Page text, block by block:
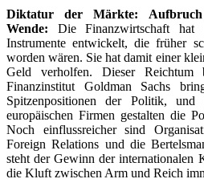
Diktatur der Märkte: Aufbruch
Wende: Die Finanzwirtschaft hat
Instrumente entwickelt, die früher
worden wären. Sie hat damit einer
Geld verholfen. Dieser Reichtum
Finanzinstitut Goldman Sachs
Spitzenpositionen der Politik,
europäischen Firmen gestalten die
Noch einflussreicher sind
Foreign Relations und die
steht der Gewinn der internationalen
die Kluft zwischen Arm und Reich